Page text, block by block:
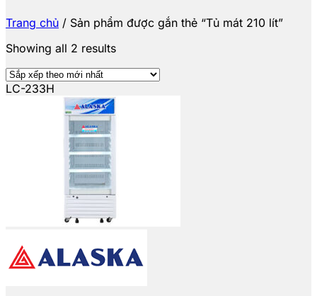
Trang chủ / Sản phẩm được gắn thẻ “Tủ mát 210 lít”
Showing all 2 results
LC-233H